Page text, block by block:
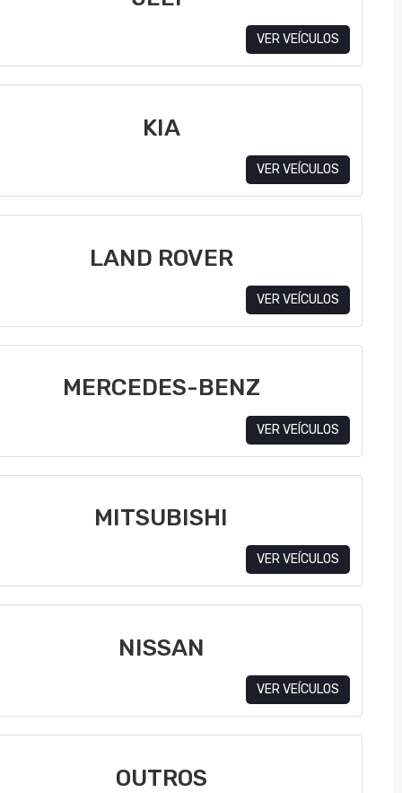
VER VEÍCULOS
KIA
VER VEÍCULOS
LAND ROVER
VER VEÍCULOS
MERCEDES-BENZ
VER VEÍCULOS
MITSUBISHI
VER VEÍCULOS
NISSAN
VER VEÍCULOS
OUTROS